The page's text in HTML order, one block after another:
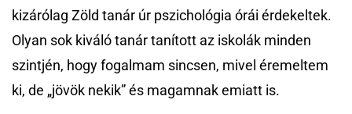
kizárólag Zöld tanár úr pszichológia órái érdekeltek.
Olyan sok kiváló tanár tanított az iskolák minden
szintjén, hogy fogalmam sincsen, mivel éremeltem
ki, de „jövök nekik” és magamnak emiatt is.